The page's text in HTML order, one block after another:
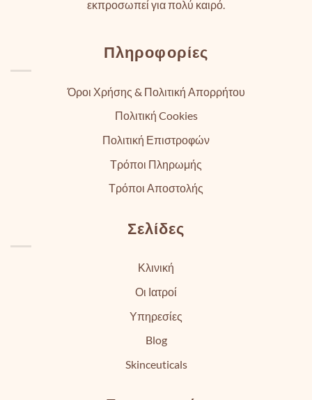
εκπροσωπεί για πολύ καιρό.
Πληροφορίες
Όροι Χρήσης & Πολιτική Απορρήτου
Πολιτική Cookies
Πολιτική Επιστροφών
Τρόποι Πληρωμής
Τρόποι Αποστολής
Σελίδες
Κλινική
Οι Ιατροί
Υπηρεσίες
Blog
Skinceuticals